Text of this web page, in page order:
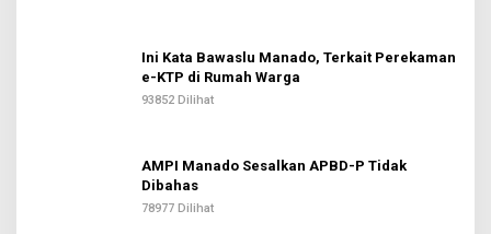
Ini Kata Bawaslu Manado, Terkait Perekaman
e-KTP di Rumah Warga
93852 Dilihat
AMPI Manado Sesalkan APBD-P Tidak
Dibahas
78977 Dilihat